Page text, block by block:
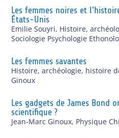
Les femmes noires et
États-Unis
Emilie Souyri, Histoire,
Sociologie Psychologie
Les femmes savantes
Histoire, archéologie, histoire
Ginoux
Les gadgets de James Bond
scientifique ?
Jean-Marc Ginoux, Physique